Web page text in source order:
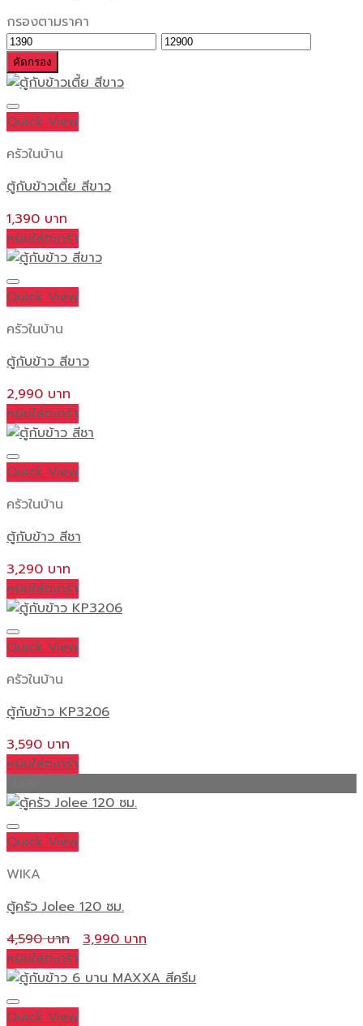
กรองตามราคา
ราคา
ต่ำ
สุด
ราคา
คัดกรอง
Quick View
ครัวในบ้าน
ตู้กับข้าวเตี้ย สีขาว
1,390
หยิบใส่ตะกร้า
Quick View
ครัวในบ้าน
ตู้กับข้าว สีขาว
2,990
หยิบใส่ตะกร้า
Quick View
ครัวในบ้าน
ตู้กับข้าว สีชา
3,290
หยิบใส่ตะกร้า
Quick View
ครัวในบ้าน
ตู้กับข้าว KP3206
3,590
หยิบใส่ตะกร้า
Quick View
WIKA
ตู้ครัว Jolee 120 ซม.
4,590
Original
was:
3,990
is:
หยิบใส่ตะกร้า
Quick View